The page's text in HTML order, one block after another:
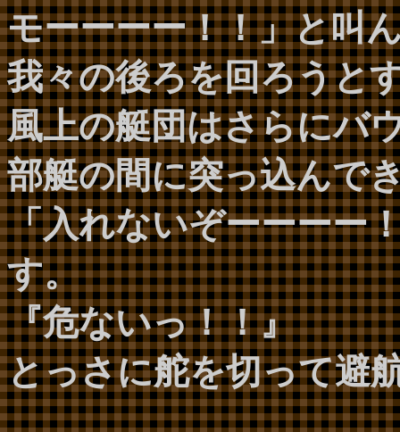
モーーーー！！」と叫
我々の後ろを回ろうと
風上の艇団はさらにバ
部艇の間に突っ込んで
「入れないぞーーーー
す。
『危ないっ！！』
とっさに舵を切って避